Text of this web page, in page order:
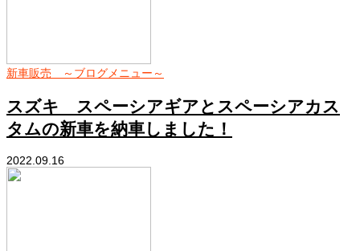
新車販売 ～ブログメニュー～
スズキ スペーシアギアとスペーシアカス
タムの新車を納車しました！
2022.09.16